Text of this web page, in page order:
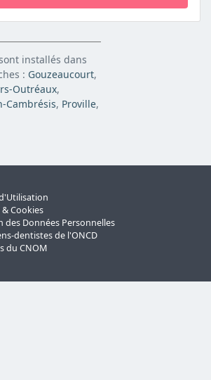
installés dans
: Gouzeaucourt,
Outréaux,
Cambrésis, Proville,
Cookies
Données Personnelles
dentistes de l'ONCD
du CNOM